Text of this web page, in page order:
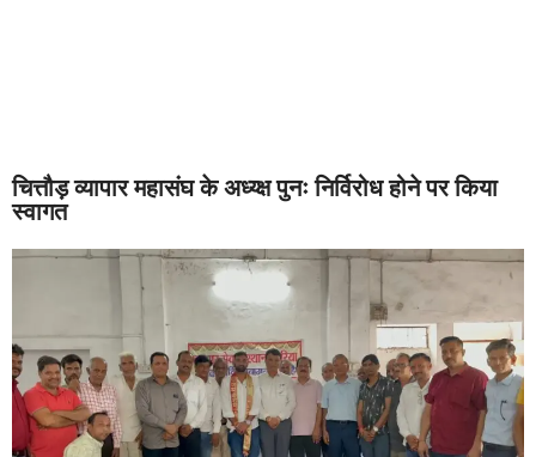
चित्तौड़ व्यापार महासंघ के अध्य्क्ष पुनः निर्विरोध होने पर किया
स्वागत